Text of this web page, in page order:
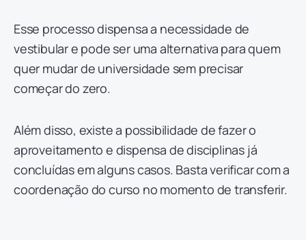
Esse processo dispensa a necessidade de
vestibular e pode ser uma alternativa para quem
quer mudar de universidade sem precisar
começar do zero.
Além disso, existe a possibilidade de fazer o
aproveitamento e dispensa de disciplinas já
concluídas em alguns casos. Basta verificar com a
coordenação do curso no momento de transferir.